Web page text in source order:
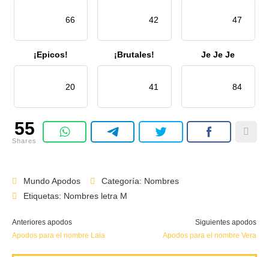
66 42 47
¡Epicos!
20
¡Brutales!
41
Je Je Je
84
55
Shares
Mundo Apodos Categoría: Nombres
Etiquetas: Nombres letra M
Anteriores apodos
Apodos para el nombre Laia
Siguientes apodos
Apodos para el nombre Vera